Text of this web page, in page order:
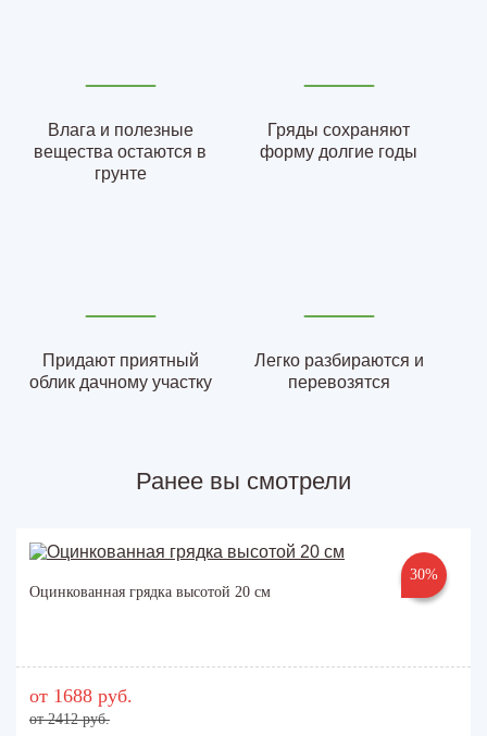
Влага и полезные
вещества остаются в
грунте
Гряды сохраняют
форму долгие годы
Придают приятный
облик дачному участку
Легко разбираются и
перевозятся
Ранее вы смотрели
30%
Оцинкованная грядка высотой 20 см
от 1688 руб.
от 2412 руб.